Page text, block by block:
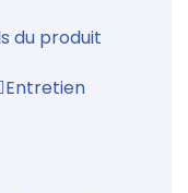
du produit
Entretien